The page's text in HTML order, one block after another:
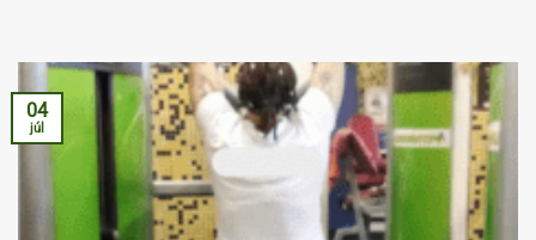
04
júl